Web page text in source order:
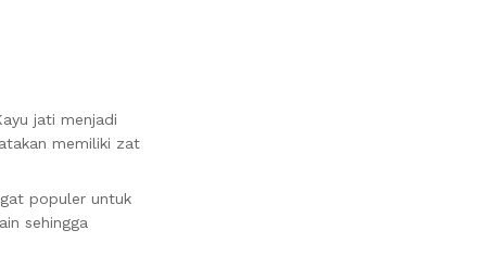
jati menjadi
memiliki zat
populer untuk
sehingga